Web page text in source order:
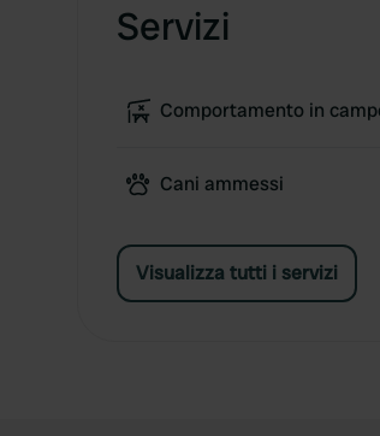
Servizi
Comportamento in
Cani ammessi
Visualizza tutti i servizi